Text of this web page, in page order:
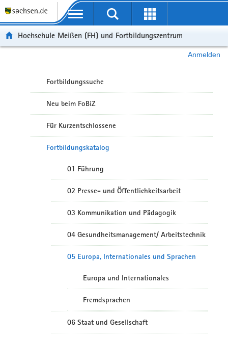
Portalübergreifende Navigation
Hochschule Meißen (FH) und Fortbildungszentrum
Anmelden
Fortbildungssuche
Neu beim FoBiZ
Für Kurzentschlossene
Fortbildungskatalog
01 Führung
02 Presse- und Öffentlichkeitsarbeit
03 Kommunikation und Pädagogik
04 Gesundheitsmanagement/ Arbeitstechnik
05 Europa, Internationales und Sprachen
Europa und Internationales
Fremdsprachen
06 Staat und Gesellschaft